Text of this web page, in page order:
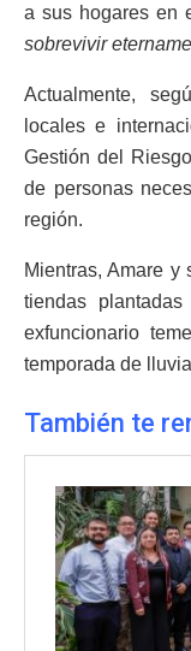
a sus hogares en
sobrevivir
Actualmente,
locales e
Gestión del
de personas
región.
Mientras, Amare
tiendas
exfuncionario
temporada de
También te